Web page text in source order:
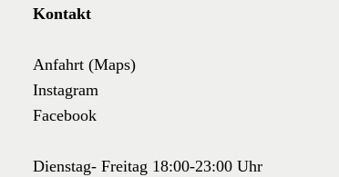
Kontakt
Anfahrt (Maps)
Instagram
Facebook
Dienstag- Freitag 18:00-23:00 Uhr